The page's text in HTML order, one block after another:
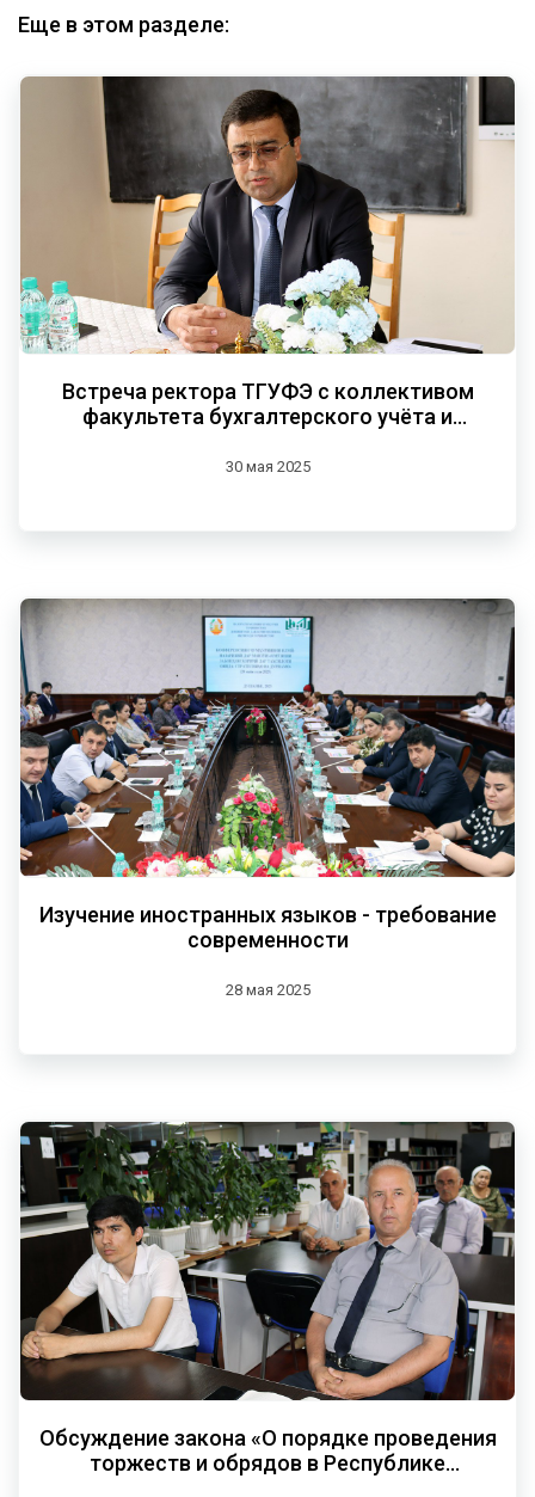
Еще в этом разделе:
Встреча ректора ТГУФЭ с коллективом
факультета бухгалтерского учёта и
30 мая 2025
Изучение иностранных языков - требование
современности
28 мая 2025
Обсуждение закона «О порядке проведения
торжеств и обрядов в Республике